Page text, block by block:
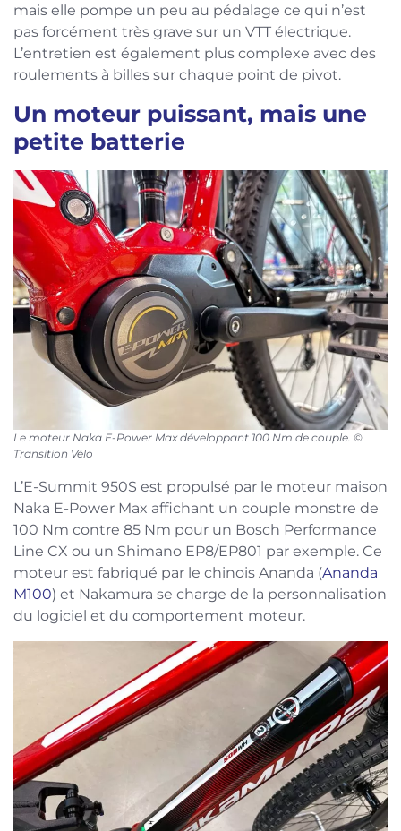
mais elle pompe un peu au pédalage ce qui n’est
pas forcément très grave sur un VTT électrique.
L’entretien est également plus complexe avec des
roulements à billes sur chaque point de pivot.
Un moteur puissant, mais une
petite batterie
Le moteur Naka E-Power Max développant 100 Nm de couple. ©
Transition Vélo
L’E-Summit 950S est propulsé par le moteur maison
Naka E-Power Max affichant un couple monstre de
100 Nm contre 85 Nm pour un Bosch Performance
Line CX ou un Shimano EP8/EP801 par exemple. Ce
moteur est fabriqué par le chinois Ananda (Ananda
M100) et Nakamura se charge de la personnalisation
du logiciel et du comportement moteur.